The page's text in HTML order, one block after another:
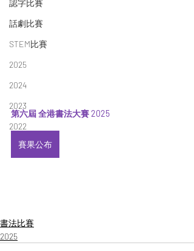
認字比賽
話劇比賽
STEM比賽
2025
2024
2023
2022
第六屆 全港書法大賽 2025
賽果公布
書法比賽
2025